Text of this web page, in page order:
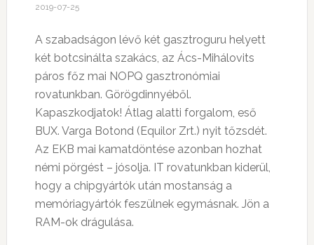
2019-07-25
A szabadságon lévő két gasztroguru helyett
két botcsinálta szakács, az Ács-Mihálovits
páros főz mai NOPQ gasztronómiai
rovatunkban. Görögdinnyéből.
Kapaszkodjatok! Átlag alatti forgalom, eső
BUX. Varga Botond (Equilor Zrt.) nyit tőzsdét.
Az EKB mai kamatdöntése azonban hozhat
némi pörgést – jósolja. IT rovatunkban kiderül,
hogy a chipgyártók után mostanság a
memóriagyártók feszülnek egymásnak. Jön a
RAM-ok drágulása.